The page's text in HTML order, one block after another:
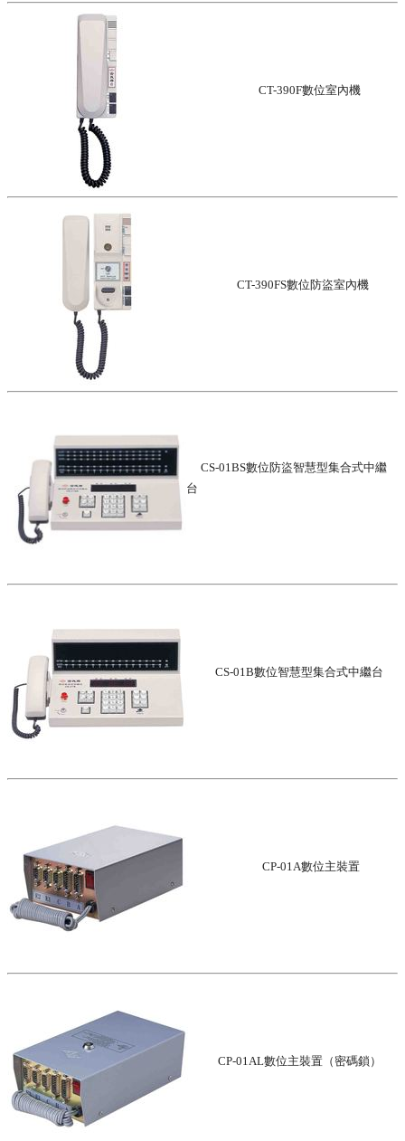
CT-390F數位室內機
CT-390FS數位防盜室內機
CS-01BS數位防盜智慧型集合式中繼
台
CS-01B數位智慧型集合式中繼台
CP-01A數位主裝置
CP-01AL數位主裝置（密碼鎖）